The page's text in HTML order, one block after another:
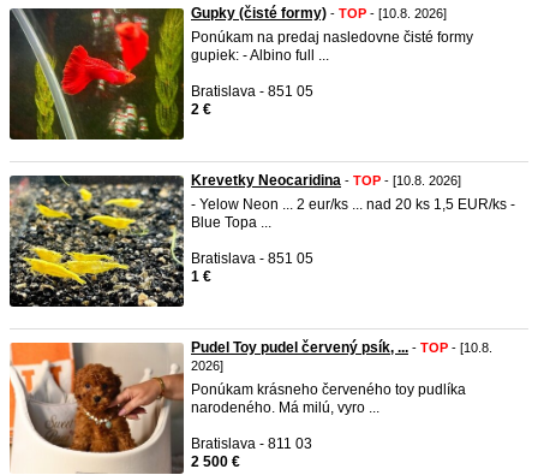
Gupky (čisté formy) - TOP - [10.8. 2026]
Ponúkam na predaj nasledovne čisté formy
gupiek: - Albino full ...
Bratislava - 851 05
2 €
Krevetky Neocaridina - TOP - [10.8. 2026]
- Yelow Neon ... 2 eur/ks ... nad 20 ks 1,5 EUR/ks -
Blue Topa ...
Bratislava - 851 05
1 €
Pudel Toy pudel červený psík, ... - TOP - [10.8.
2026]
Ponúkam krásneho červeného toy pudlíka
narodeného. Má milú, vyro ...
Bratislava - 811 03
2 500 €